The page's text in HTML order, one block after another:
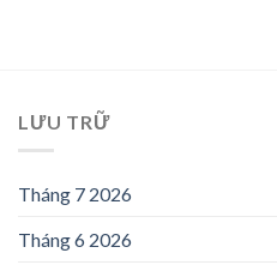
LƯU TRỮ
Tháng 7 2026
Tháng 6 2026